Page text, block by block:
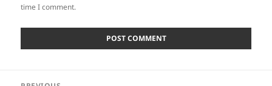
time I comment.